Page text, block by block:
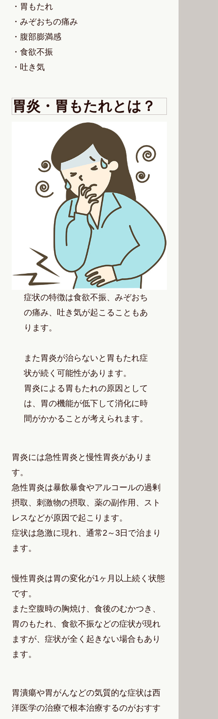
・胃もたれ
・みぞおちの痛み
・腹部膨満感
・食欲不振
・吐き気
胃炎・胃もたれとは？
症状の特徴は食欲不振、みぞおち
の痛み、吐き気が起こることもあ
ります。
また胃炎が治らないと胃もたれ症
状が続く可能性があります。
胃炎による胃もたれの原因として
は、胃の機能が低下して消化に時
間がかかることが考えられます。
胃炎には急性胃炎と慢性胃炎がありま
す。
急性胃炎は暴飲暴食やアルコールの過剰
摂取、刺激物の摂取、薬の副作用、スト
レスなどが原因で起こります。
症状は急激に現れ、通常2～3日で治まり
ます。
慢性胃炎は胃の変化が1ヶ月以上続く状態
です。
また空腹時の胸焼け、食後のむかつき、
胃のもたれ、食欲不振などの症状が現れ
ますが、症状が全く起きない場合もあり
ます。
胃潰瘍や胃がんなどの気質的な症状は西
洋医学の治療で根本治療するのがおすす